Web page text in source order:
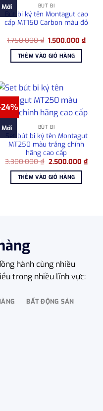
Mới BÚT BI
Bút bi ký tên Montagut cao
cấp MT150 Carbon màu đỏ
1.750.000₫ Giá
là:
1.750.000 ₫.
1.500.000₫Giá
hiện
THÊM VÀO GIỎ HÀNG
Mới BÚT BI
Set bút bi ký tên Montagut
MT250 màu trắng chính
hãng cao cấp
3.300.000₫ Giá
là:
3.300.000 ₫.
2.500.000 ₫Giá
hiện
THÊM VÀO GIỎ HÀNG
hành cùng nhiều
trong nhiều lĩnh vực:
BẤT ĐỘNG SẢN